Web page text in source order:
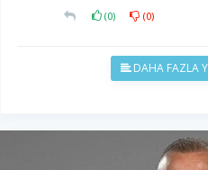
(0) (0)
DAHA FAZLA